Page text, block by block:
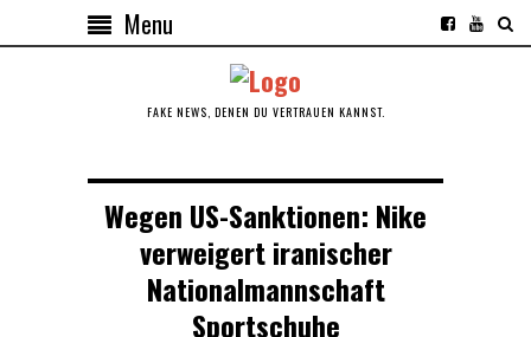
Menu
FAKE NEWS, DENEN DU VERTRAUEN KANNST.
Wegen US-Sanktionen: Nike
verweigert iranischer
Nationalmannschaft
Sportschuhe